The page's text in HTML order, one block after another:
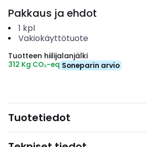
Pakkaus ja ehdot
1 kpl
Vakiokäyttötuote
Tuotteen hiilijalanjälki
312 Kg CO₂-eq Soneparin arvio
Tuotetiedot